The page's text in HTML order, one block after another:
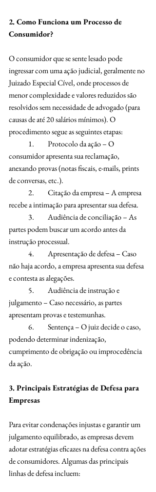
2. Como Funciona um Processo de
Consumidor?
O consumidor que se sente lesado pode
ingressar com uma ação judicial, geralmente no
Juizado Especial Cível, onde processos de
menor complexidade e valores reduzidos são
resolvidos sem necessidade de advogado (para
causas de até 20 salários mínimos). O
procedimento segue as seguintes etapas:
consumidor apresenta sua reclamação,
anexando provas (notas fiscais, e-mails, prints
de conversas, etc.).
recebe a intimação para apresentar sua defesa.
partes podem buscar um acordo antes da
instrução processual.
não haja acordo, a empresa apresenta sua defesa
e contesta as alegações.
julgamento – Caso necessário, as partes
apresentam provas e testemunhas.
podendo determinar indenização,
cumprimento de obrigação ou improcedência
da ação.
3. Principais Estratégias de Defesa para
Empresas
Para evitar condenações injustas e garantir um
julgamento equilibrado, as empresas devem
adotar estratégias eficazes na defesa contra ações
de consumidores. Algumas das principais
linhas de defesa incluem: